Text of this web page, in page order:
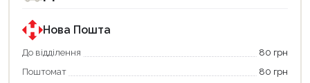
державною
програмою
єКнига.
Використовуйте
карту
державною
програмою
«Національний
кешбек».
покупку
Нова Пошта
До відділення
80 грн
Поштомат
80 грн